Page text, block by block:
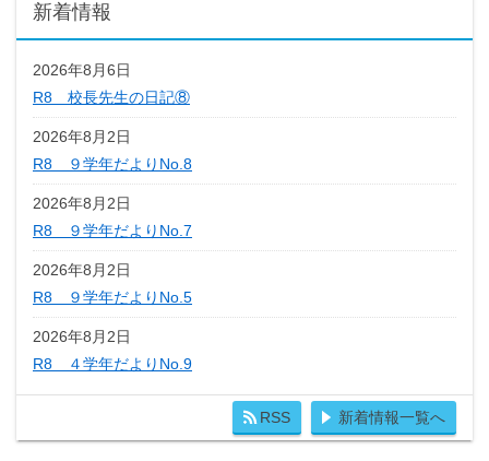
新着情報
2026年8月6日
R8 校長先生の日記⑧
2026年8月2日
R8 ９学年だよりNo.8
2026年8月2日
R8 ９学年だよりNo.7
2026年8月2日
R8 ９学年だよりNo.5
2026年8月2日
R8 ４学年だよりNo.9
RSS 新着情報一覧へ